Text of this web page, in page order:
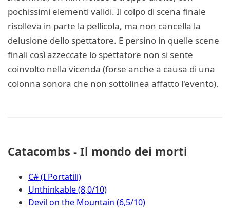
pochissimi elementi validi. Il colpo di scena finale
risolleva in parte la pellicola, ma non cancella la
delusione dello spettatore. E persino in quelle scene
finali così azzeccate lo spettatore non si sente
coinvolto nella vicenda (forse anche a causa di una
colonna sonora che non sottolinea affatto l'evento).
Catacombs - Il mondo dei morti
C# (I Portatili)
Unthinkable (8,0/10)
Devil on the Mountain (6,5/10)